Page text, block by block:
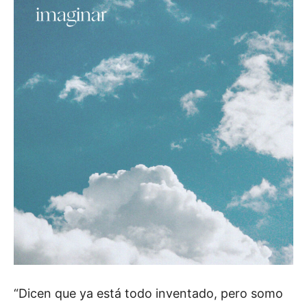
“Dicen que ya está todo inventado, pero somo